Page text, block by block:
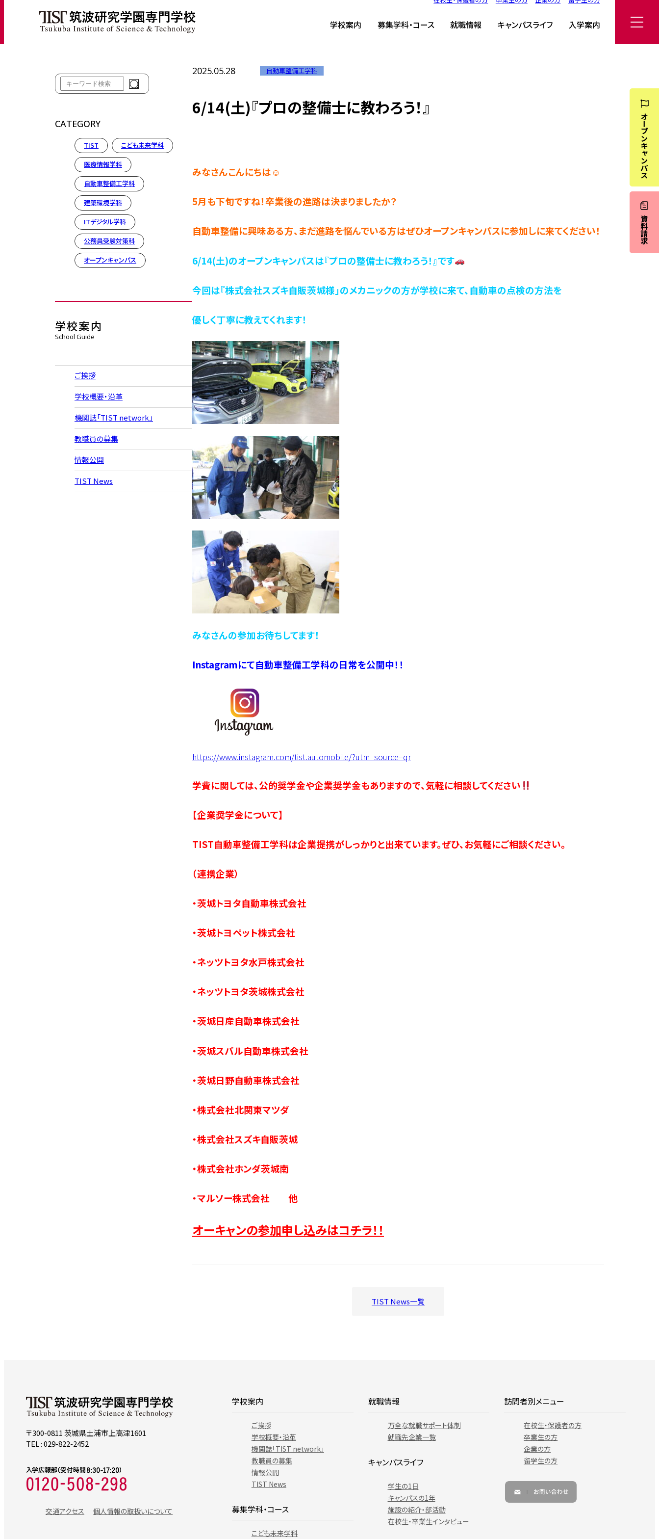
学校案内 募集学科・コース 就職情報 キャンパスライフ 入学案内
6/14(土)『プロの整備士に教わろう！』
2025.05.28 自動車整備工学科
6/14(土)『プロの整備士に教わろう！』
みなさんこんにちは☺
5月も下旬ですね！卒業後の進路は決まりましたか？
自動車整備に興味ある方、まだ進路を悩んでいる方はぜひオープンキャンパスに参加しに来てください！
6/14(土)のオープンキャンパスは『プロの整備士に教わろう！』です
今回は『株式会社スズキ自販茨城様」のメカニックの方が学校に来て、自動車の点検の方法を
優しく丁寧に教えてくれます！
みなさんの参加お待ちしてます！
Instagramにて自動車整備工学科の日常を公開中！！
https://www.instagram.com/tist.automobile/?utm_source=qr
学費に関しては、公的奨学金や企業奨学金もありますので、気軽に相談してください
【企業奨学金について】
TIST自動車整備工学科は企業提携がしっかりと出来ています。ぜひ、お気軽にご相談ください。
（連携企業）
・茨城トヨタ自動車株式会社
・茨城トヨペット株式会社
・ネッツトヨタ水戸株式会社
・ネッツトヨタ茨城株式会社
・茨城日産自動車株式会社
・茨城スバル自動車株式会社
・茨城日野自動車株式会社
・株式会社北関東マツダ
・株式会社スズキ自販茨城
・株式会社ホンダ茨城南
・マルソー株式会社 他
オーキャンの参加申し込みはコチラ！！
TIST News一覧
CATEGORY
TIST こども未来学科
医療情報学科
自動車整備工学科
建築環境学科
ITデジタル学科
公務員受験対策科
オープンキャンパス
学校案内
School Guide
ご挨拶
学校概要・沿革
機関誌「TIST network」
教職員の募集
情報公開
TIST News
〒300-0811 茨城県土浦市上高津1601
TEL : 029-822-2452
交通アクセス 個人情報の取扱いについて
学校案内
ご挨拶
学校概要・沿革
機関誌「TIST network」
教職員の募集
情報公開
TIST News
募集学科・コース
こども未来学科
就職情報
万全な就職サポート体制
就職先企業一覧
キャンパスライフ
学生の1日
キャンパスの1年
施設の紹介・部活動
在校生・卒業生インタビュー
訪問者別メニュー
在校生・保護者の方
卒業生の方
企業の方
留学生の方